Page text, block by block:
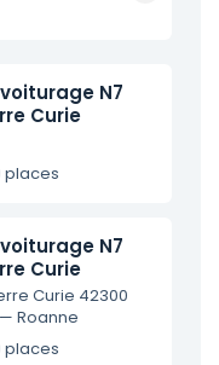
N7
Curie
places
N7
Curie
Curie 42300
Roanne
places